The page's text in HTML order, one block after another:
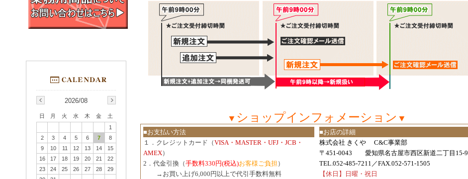
▼ ショップインフォメーション ▼
■お支払い方法
１．クレジットカード（VISA・MASTER・UFJ・JCB・
AMEX）
2．代金引換（手数料330円(税込)お客様ご負担 ）
→お買い上げ6,000円以上で代引手数料無料
■お店の詳細
株式会社 きくや C&C事業部
〒451-0043 愛知県名古屋市西区新道二丁目15-9
TEL.052-485-7211／FAX.052-571-1505
【休日】日曜・祝日
2026/08
日 月 火 水 木 金
土
1
2
3 4 5 6 7
8
9
10 11 12 13 14
15
16
17 18 19 20 21
22
23
24 25 26 27 28
29